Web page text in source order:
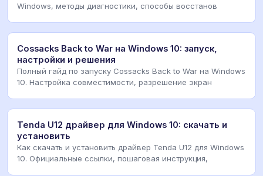
Windows, методы диагностики, способы восстанов
Cossacks Back to War на Windows 10: запуск,
настройки и решения
Полный гайд по запуску Cossacks Back to War на Windows
10. Настройка совместимости, разрешение экран
Tenda U12 драйвер для Windows 10: скачать и
установить
Как скачать и установить драйвер Tenda U12 для Windows
10. Официальные ссылки, пошаговая инструкция,